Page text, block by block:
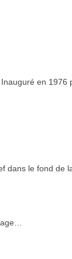
en 1976
dans le fond de